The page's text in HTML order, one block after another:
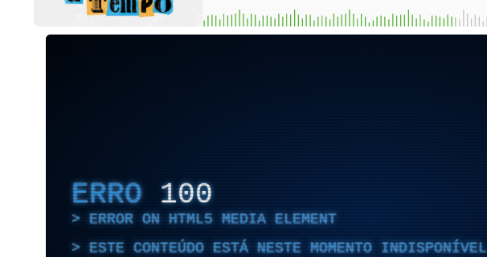
ERRO 100
ERROR ON HTML5 MEDIA ELEMENT
ESTE CONTEÚDO ESTÁ NESTE MOMENTO INDISPONÍVEL